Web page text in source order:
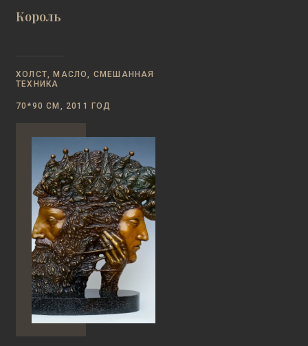
Король
ХОЛСТ, МАСЛО, СМЕШАННАЯ
ТЕХНИКА
70*90 СМ, 2011 ГОД